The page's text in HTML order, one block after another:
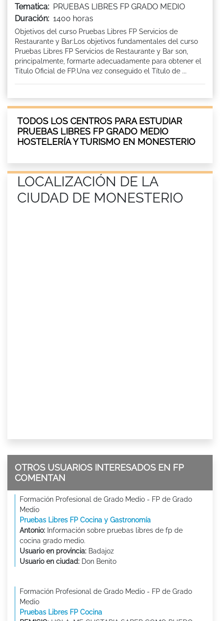
Tematica: PRUEBAS LIBRES FP GRADO MEDIO
Duración: 1400 horas
Objetivos del curso Pruebas Libres FP Servicios de
Restaurante y Bar:Los objetivos fundamentales del curso
Pruebas Libres FP Servicios de Restaurante y Bar son,
principalmente, formarte adecuadamente para obtener el
Titulo Oficial de FP.Una vez conseguido el Título de ...
TODOS LOS CENTROS PARA ESTUDIAR
PRUEBAS LIBRES FP GRADO MEDIO
HOSTELERÍA Y TURISMO EN MONESTERIO
LOCALIZACIÓN DE LA
CIUDAD DE MONESTERIO
OTROS USUARIOS INTERESADOS EN FP
COMENTAN
Formación Profesional de Grado Medio - FP de Grado
Medio
Pruebas Libres FP Cocina y Gastronomía
Antonio: Información sobre pruebas libres de fp de
cocina grado medio.
Usuario en provincia: Badajoz
Usuario en ciudad: Don Benito
Formación Profesional de Grado Medio - FP de Grado
Medio
Pruebas Libres FP Cocina